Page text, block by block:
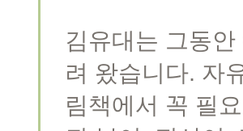
김유대는 그동
려 왔습니다. 자
림책에서 꼭 필